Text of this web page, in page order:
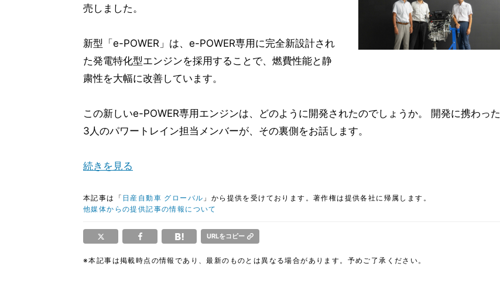
売しました。
新型「e-POWER」は、e-POWER専用に完全新設計され
た発電特化型エンジンを採用することで、燃費性能と静
粛性を大幅に改善しています。
この新しいe-POWER専用エンジンは、どのように開発されたのでしょうか。 開発に携わった
3人のパワートレイン担当メンバーが、その裏側をお話します。
続きを見る
本記事は「 日産自動車 グローバル 」から提供を受けております。著作権は提供各社に帰属します。
他媒体からの提供記事の情報について
URLをコピー
※本記事は掲載時点の情報であり、最新のものとは異なる場合があります。予めご了承ください。